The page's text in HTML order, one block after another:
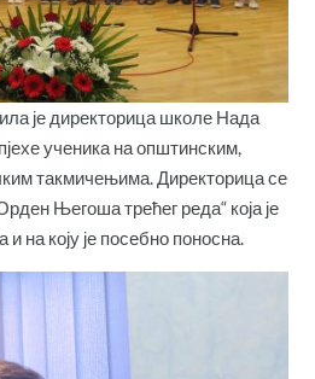
је директорица школе Нада
ученика на општинским,
такмичењима. Директорица се
Његоша трећег реда“ која је
на коју је посебно поносна.